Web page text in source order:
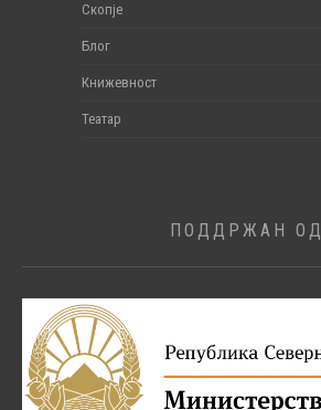
Скопје
Блог
Книжевност
Театар
ПОДДРЖАН ОД